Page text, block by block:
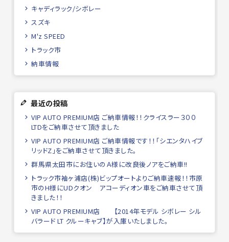
キャディラック/シボレー
スズキ
M'z SPEED
トラック市
納車情報
最近の投稿
VIP AUTO PREMIUM店 ご納車情報！！クライスラー３００
LTDをご納車させて頂きました
VIP AUTO PREMIUM店 ご納車情報です！！「シエンタハイブ
リッドZ」をご納車させて頂きました。
群馬県太田市にお住いのＡ様に改良後ノアをご納車!!
トラック市袖ヶ浦店(株)ビップオートよりご納車速報！！市原
市のH様にUDクオン アコーディオン車をご納車させて頂
きました！！
VIP AUTO PREMIUM店 【2014年モデル シボレー シル
バラード LT クルーキャブ】が入庫いたしました。